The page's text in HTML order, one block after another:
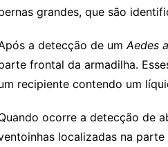
grandes, que são
a detecção de umAedes
frontal da armadilha.
recipiente contendo um
ocorre a detecção de
localizadas na